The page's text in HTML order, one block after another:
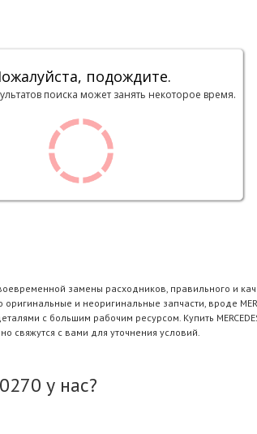
подождите.
поиска может занять некоторое время.
замены расходников, правильного и
и неоригинальные запчасти, вроде
с большим рабочим ресурсом. Купить
свяжутся с вами для уточнения условий.
у нас?